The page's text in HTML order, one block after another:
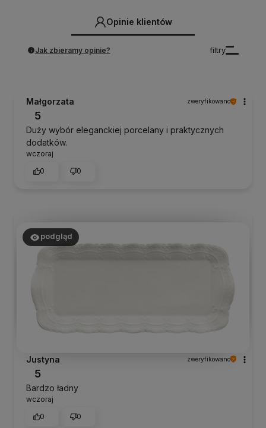
Opinie klientów
filtry
Jak zbieramy opinie?
Małgorzata zweryfikowano
5
Duży wybór eleganckiej porcelany i praktycznych
dodatków.
wczoraj
0
0
podgląd
Justyna zweryfikowano
5
Bardzo ładny
wczoraj
0
0